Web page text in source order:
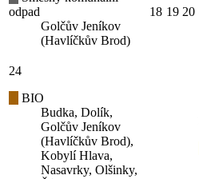
odpad
Golčův Jeníkov
(Havlíčkův Brod)
18 19 20
24
BIO
Budka, Dolík,
Golčův Jeníkov
(Havlíčkův Brod),
Kobylí Hlava,
Nasavrky, Olšinky,